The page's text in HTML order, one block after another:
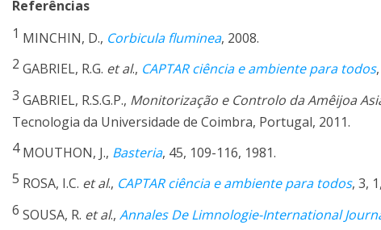
Referências
1 MINCHIN, D., Corbicula fluminea, 2008.
2 GABRIEL, R.G. et al., CAPTAR ciência e ambiente para todos
3 GABRIEL, R.S.G.P., Monitorização e Controlo da Amêijoa
Tecnologia da Universidade de Coimbra, Portugal, 2011.
4MOUTHON, J., Basteria, 45, 109-116, 1981.
5 ROSA, I.C. et al., CAPTAR ciência e ambiente para todos, 3,
6 SOUSA, R. et al., Annales De Limnologie-International